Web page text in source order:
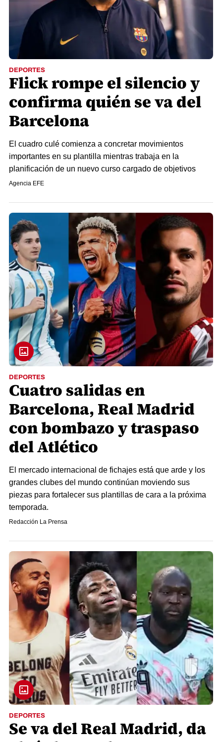
DEPORTES
Flick rompe el silencio y
confirma quién se va del
Barcelona
El cuadro culé comienza a concretar movimientos
importantes en su plantilla mientras trabaja en la
planificación de un nuevo curso cargado de objetivos
Agencia EFE
DEPORTES
Cuatro salidas en
Barcelona, Real Madrid
con bombazo y traspaso
del Atlético
El mercado internacional de fichajes está que arde y los
grandes clubes del mundo continúan moviendo sus
piezas para fortalecer sus plantillas de cara a la próxima
temporada.
Redacción La Prensa
DEPORTES
Se va del Real Madrid, da